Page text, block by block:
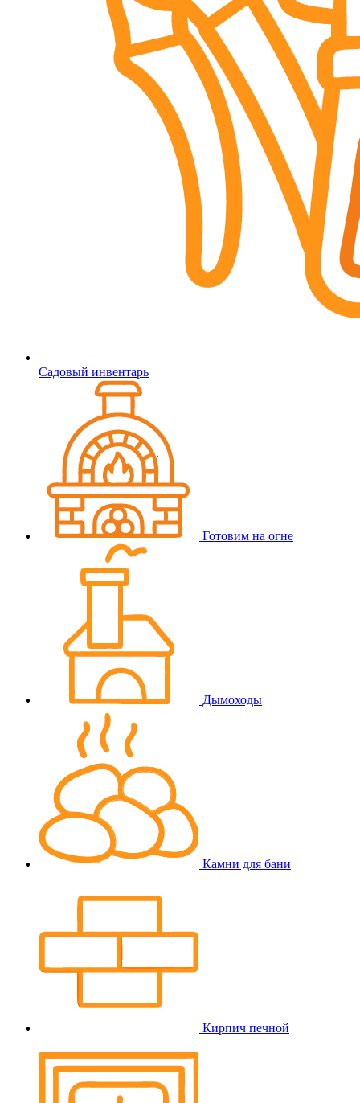
Садовый инвентарь
Готовим на огне
Дымоходы
Камни для бани
Кирпич печной